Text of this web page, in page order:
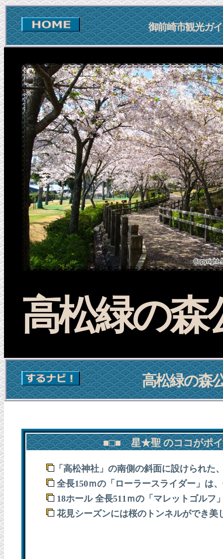
御前崎市観光ガ
高松緑の森
高松緑の森
■□■ 星★聖 のココがポイ
「高松神社」の南側の斜面に設けられた
全長150ｍの「ローラースライダー」は
18ホール 全長511ｍの「マレットゴルフ
花見シーズンには桜のトンネルができ